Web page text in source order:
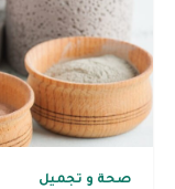
صحة و تجميل